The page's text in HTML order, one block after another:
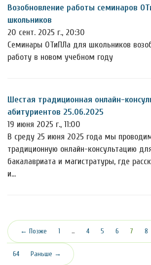
Возобновление работы семинаров
школьников
20 сент. 2025 г., 20:30
Семинары ОТиПЛа для школьников
работу в новом учебном году
Шестая традиционная онлайн-
абитуриентов 25.06.2025
19 июня 2025 г., 11:00
В среду 25 июня 2025 года мы
традиционную онлайн-консультацию
бакалавриата и магистратуры, где
и…
← Позже 1 … 4 5 6 7 8
64 Раньше →